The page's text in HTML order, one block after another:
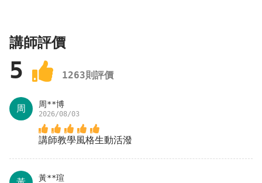
講師評價
5 1263則評價
周 周**博
2026/08/03
講師教學風格生動活潑
黃**瑄